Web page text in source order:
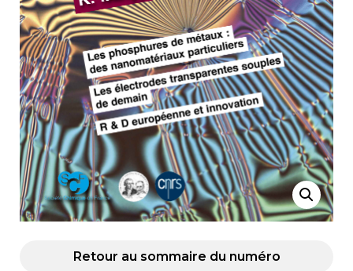
Retour au sommaire du numéro